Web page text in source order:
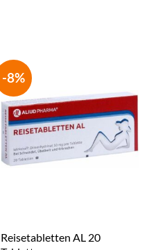
-8%
Reisetabletten AL 20